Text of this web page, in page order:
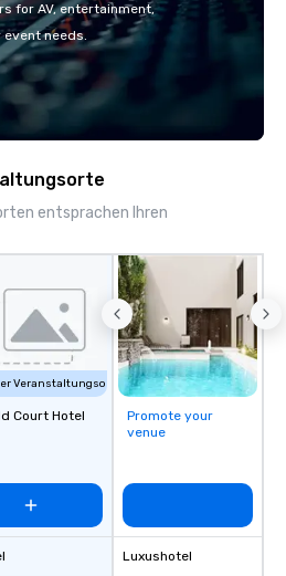
and see why.
for AV, entertainment,
needs.
entsprachen Ihren
Veranstaltungsort
Court Hotel
Promote your
venue
Luxushotel